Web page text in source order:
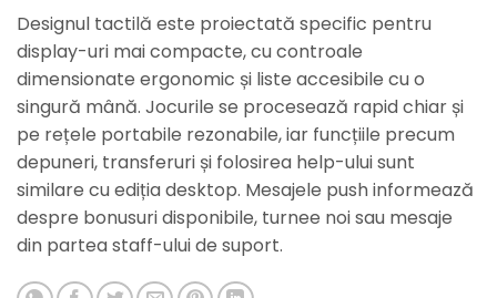
Designul tactilă este proiectată specific pentru
display-uri mai compacte, cu controale
dimensionate ergonomic și liste accesibile cu o
singură mână. Jocurile se procesează rapid chiar și
pe rețele portabile rezonabile, iar funcțiile precum
depuneri, transferuri și folosirea help-ului sunt
similare cu ediția desktop. Mesajele push informează
despre bonusuri disponibile, turnee noi sau mesaje
din partea staff-ului de suport.